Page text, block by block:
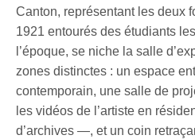
Canton, représentant les deux
1921 entourés des étudiants
l’époque, se niche la salle
zones distinctes : un espace
contemporain, une salle de
les vidéos de l’artiste en
d’archives —, et un coin